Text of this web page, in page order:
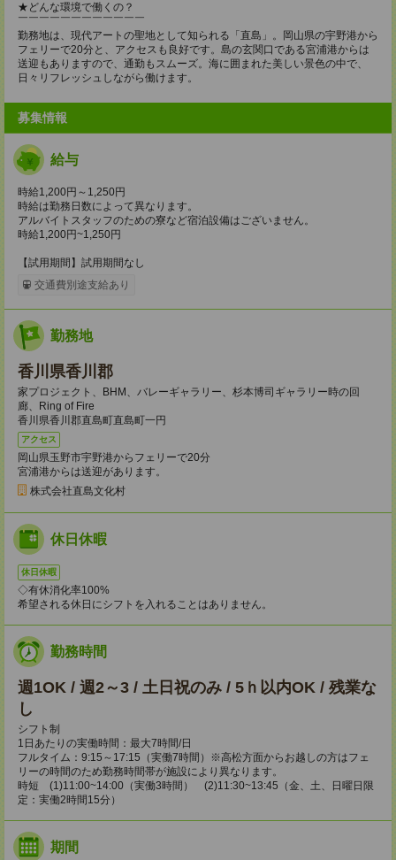
★どんな環境で働くの？
￣￣￣￣￣￣￣￣￣￣￣￣
勤務地は、現代アートの聖地として知られる「直島」。岡山県の宇野港から
フェリーで20分と、アクセスも良好です。島の玄関口である宮浦港からは
送迎もありますので、通勤もスムーズ。海に囲まれた美しい景色の中で、
日々リフレッシュしながら働けます。
募集情報
給与
時給1,200円～1,250円
時給は勤務日数によって異なります。
アルバイトスタッフのための寮など宿泊設備はございません。
時給1,200円~1,250円
【試用期間】試用期間なし
交通費別途支給あり
勤務地
香川県香川郡
家プロジェクト、BHM、バレーギャラリー、杉本博司ギャラリー時の回
廊、Ring of Fire
香川県香川郡直島町直島町一円
アクセス
岡山県玉野市宇野港からフェリーで20分
宮浦港からは送迎があります。
株式会社直島文化村
休日休暇
休日休暇
◇有休消化率100%
希望される休日にシフトを入れることはありません。
勤務時間
週1OK / 週2～3 / 土日祝のみ / 5ｈ以内OK / 残業な
し
シフト制
1日あたりの実働時間：最大7時間/日
フルタイム：9:15～17:15（実働7時間）※高松方面からお越しの方はフェ
リーの時間のため勤務時間帯が施設により異なります。
時短 (1)11:00~14:00（実働3時間） (2)11:30~13:45（金、土、日曜日限
定：実働2時間15分）
期間